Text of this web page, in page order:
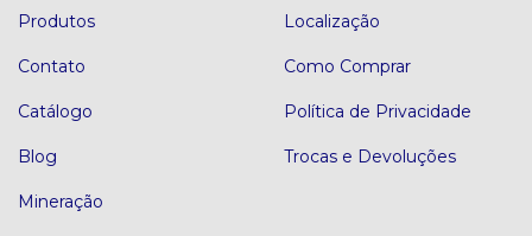
Produtos
Contato
Catálogo
Blog
Mineração
Localização
Como Comprar
Política de Privacidade
Trocas e Devoluções